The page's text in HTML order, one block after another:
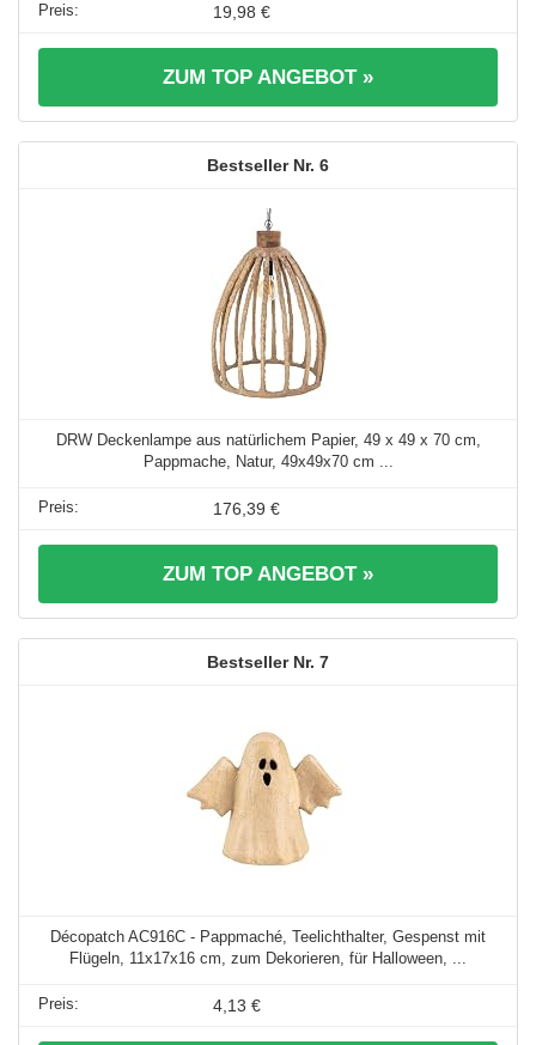
19,98 €
ZUM TOP ANGEBOT »
6
DRW Deckenlampe aus natürlichem Papier, 49 x 49 x 70 cm,
Pappmache, Natur, 49x49x70 cm ...
176,39 €
ZUM TOP ANGEBOT »
7
Décopatch AC916C - Pappmaché, Teelichthalter, Gespenst mit
Flügeln, 11x17x16 cm, zum Dekorieren, für Halloween, ...
4,13 €